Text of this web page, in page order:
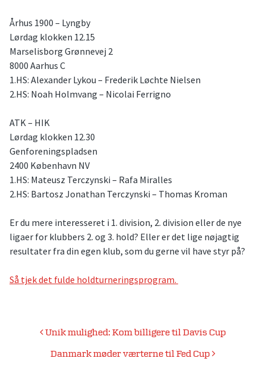
Århus 1900 – Lyngby
Lørdag klokken 12.15
Marselisborg Grønnevej 2
8000 Aarhus C
1.HS: Alexander Lykou – Frederik Løchte Nielsen
2.HS: Noah Holmvang – Nicolai Ferrigno
ATK – HIK
Lørdag klokken 12.30
Genforeningspladsen
2400 København NV
1.HS: Mateusz Terczynski – Rafa Miralles
2.HS: Bartosz Jonathan Terczynski – Thomas Kroman
Er du mere interesseret i 1. division, 2. division eller de nye
ligaer for klubbers 2. og 3. hold? Eller er det lige nøjagtig
resultater fra din egen klub, som du gerne vil have styr på?
Så tjek det fulde holdturneringsprogram.
Indlægsnavigation
Unik mulighed: Kom billigere til Davis Cup
Danmark møder værterne til Fed Cup